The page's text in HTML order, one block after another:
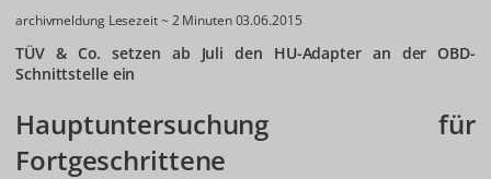
archivmeldung Lesezeit ~ 2 Minuten03.06.2015
TÜV & Co. setzen ab Juli den HU-Adapter an der OBD-
Schnittstelle ein
Hauptuntersuchung für
Fortgeschrittene